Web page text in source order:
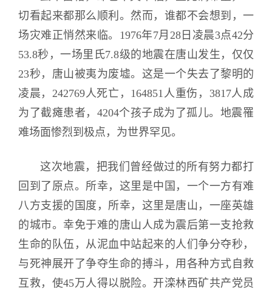
切看起来都那么顺利。然而，谁都不会想到，一
场灾难正悄然来临。1976年7月28日凌晨3点42分
53.8秒，一场里氏7.8级的地震在唐山发生，仅仅
23秒，唐山被夷为废墟。这是一个失去了黎明的
凌晨，242769人死亡，164851人重伤，3817人成
为了截瘫患者，4204个孩子成为了孤儿。地震罹
难场面惨烈到极点，为世界罕见。
这次地震，把我们曾经做过的所有努力都打
回到了原点。所幸，这里是中国，一个一方有难
八方支援的国度，所幸，这里是唐山，一座英雄
的城市。幸免于难的唐山人成为震后第一支抢救
生命的队伍，从泥血中站起来的人们争分夺秒，
与死神展开了争夺生命的搏斗，用各种方式自救
互救，使45万人得以脱险。开滦林西矿共产党员